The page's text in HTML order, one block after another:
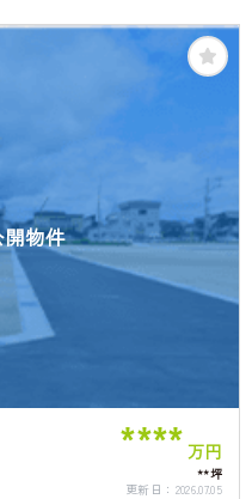
物件
**** 万円
**坪
更新日： 2026.07.05